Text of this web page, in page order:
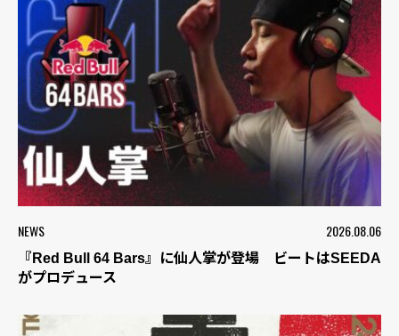
NEWS 2026.08.06
『Red Bull 64 Bars』に仙人掌が登場 ビートはSEEDA
がプロデュース